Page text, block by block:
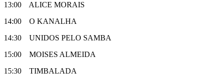
13:00 ALICE MORAIS
14:00 O KANALHA
14:30 UNIDOS PELO SAMBA
15:00 MOISES ALMEIDA
15:30 TIMBALADA